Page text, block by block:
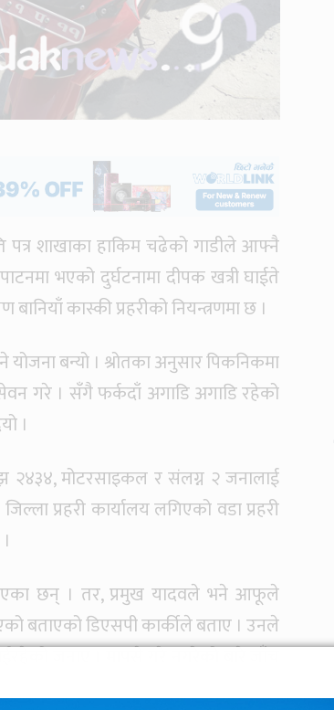
पत्र शाखाका हाकिम चढेको गाडीले आफ्नै
भएको दुर्घटनामा दीपक खत्री घाईते
कास्की प्रहरीको नियन्त्रणमा छ ।
योजना बन्यो । श्रोतका अनुसार पिकनिकमा
गरे । सँगै फर्कदाँ अगाडि अगाडि रहेको
।
२४३४, मोटरसाइकल र संलग्न २ जनालाई
प्रहरी कार्यालय लगिएको वडा प्रहरी
छन् । तर, प्रमुख यादवले भने आफूले
बताएको डिएसपी कार्कीले बताए । उनले
जनाए । मापसे गरे नगरेको बारे जाँच